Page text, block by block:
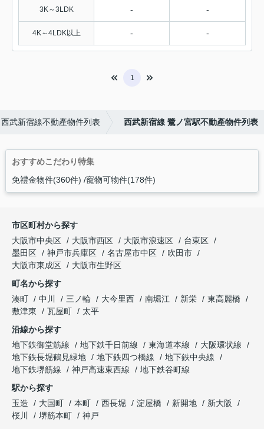
3K～3LDK - -
4K～4LDK以上 - -
1
西武新宿線不動產物件列表 西武新宿線 鷺ノ宮駅不動產物件列表
おすすめこだわり特集
免禮金物件(360件) 寵物可物件(178件)
市区町村から探す
大阪市中央区
大阪市西区 大阪市浪速区
台東区
墨田区
神戸市兵庫区 名古屋市中区
吹田市
大阪市東成区
大阪市生野区
町名から探す
湊町
中川 三ノ輪 大今里西 南堀江 新栄
東高麗橋
敷津東
瓦屋町
太平
沿線から探す
地下鉄御堂筋線
地下鉄千日前線 東海道本線
大阪環状線
地下鉄長堀鶴見緑地
地下鉄四つ橋線
地下鉄中央線
地下鉄堺筋線
神戸高速東西線
地下鉄谷町線
駅から探す
玉造
大国町 本町 西長堀 淀屋橋 新開地
新大阪
桜川
堺筋本町 神戸